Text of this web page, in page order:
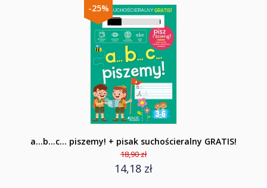
-25%
a...b...c... piszemy! + pisak suchościeralny GRATIS!
18,90 zł
14,18 zł